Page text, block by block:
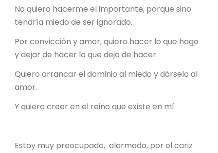
No quiero hacerme el importante, porque sino
tendría miedo de ser ignorado.
Por convicción y amor, quiero hacer lo que hago
y dejar de hacer lo que dejo de hacer.
Quiero arrancar el dominio al miedo y dárselo al
amor.
Y quiero creer en el reino que existe en mí.
Estoy muy preocupado, alarmado, por el cariz